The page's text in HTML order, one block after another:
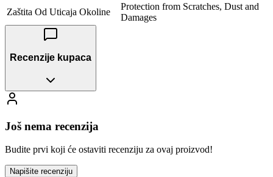
Zaštita Od Uticaja Okoline
Protection from Scratches, Dust and
Damages
Recenzije kupaca
Još nema recenzija
Budite prvi koji će ostaviti recenziju za ovaj proizvod!
Napišite recenziju